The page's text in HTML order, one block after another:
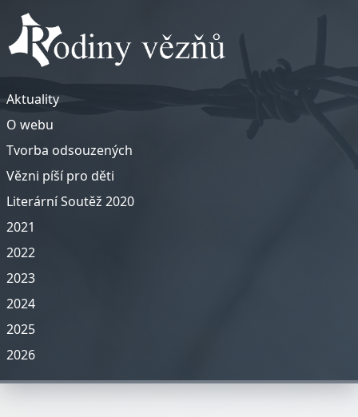
Aktuality
O webu
Tvorba odsouzených
Vězni píší pro děti
Literární Soutěž 2020
2021
2022
2023
2024
2025
2026